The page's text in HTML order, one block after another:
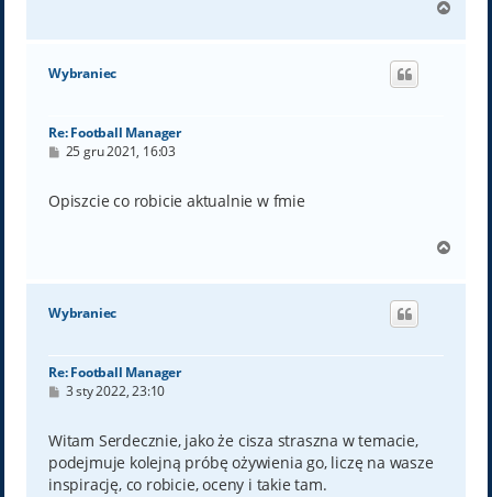
g
Wybraniec
Re: Football Manager
P
t
25 gru 2021, 16:03
Opiszcie co robicie aktualnie w fmie
g
Wybraniec
Re: Football Manager
P
t
3 sty 2022, 23:10
Witam Serdecznie, jako że cisza straszna w temacie,
podejmuje kolejną próbę ożywienia go, liczę na wasze
inspirację, co robicie, oceny i takie tam.